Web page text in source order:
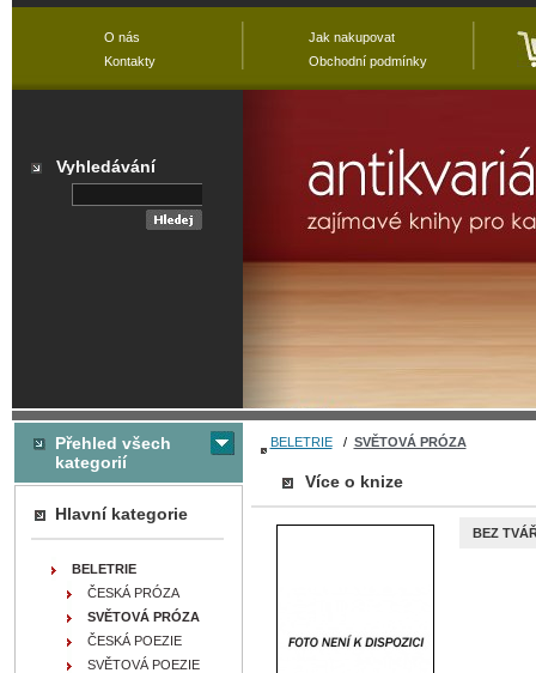
BELETRIE/ SVĚTOVÁ PRÓZA
Více o knize
BEZ
Přehled všech
kategorií
Hlavní kategorie
BELETRIE
ČESKÁ PRÓZA
SVĚTOVÁ PRÓZA
ČESKÁ POEZIE
SVĚTOVÁ POEZIE
O nás
Kontakty
Jak nakupovat
Obchodní podmínky
Vyhledávání